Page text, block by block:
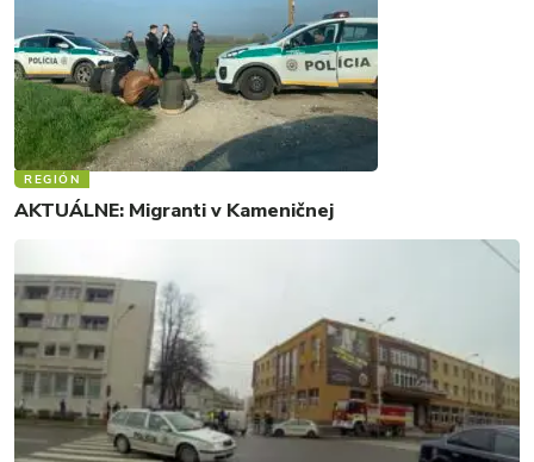
REGIÓN
AKTUÁLNE: Migranti v Kameničnej